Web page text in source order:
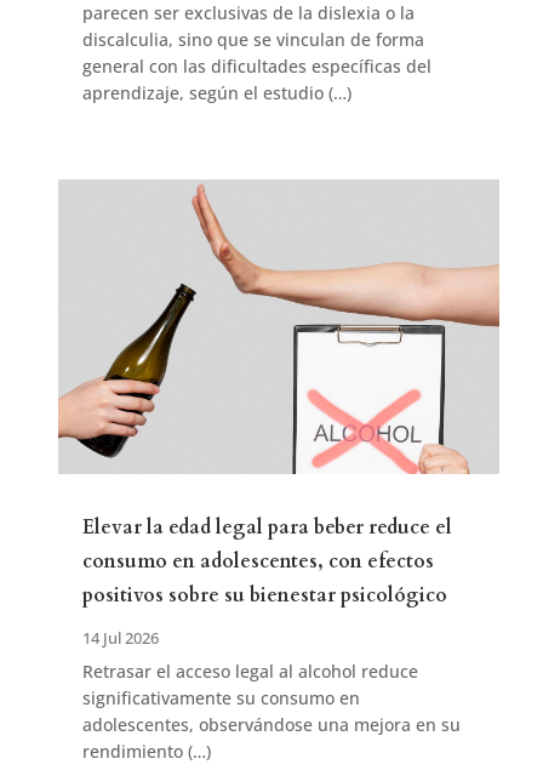
parecen ser exclusivas de la dislexia o la
discalculia, sino que se vinculan de forma
general con las dificultades específicas del
aprendizaje, según el estudio (…)
Elevar la edad legal para beber reduce el
consumo en adolescentes, con efectos
positivos sobre su bienestar psicológico
14 Jul 2026
Retrasar el acceso legal al alcohol reduce
significativamente su consumo en
adolescentes, observándose una mejora en su
rendimiento (…)